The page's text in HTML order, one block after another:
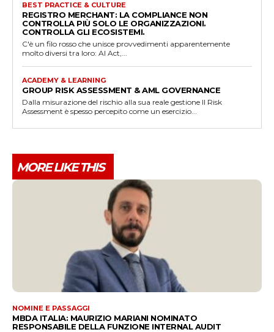
BEST PRACTICE & CULTURE
REGISTRO MERCHANT: LA COMPLIANCE NON
CONTROLLA PIÙ SOLO LE ORGANIZZAZIONI.
CONTROLLA GLI ECOSISTEMI.
C'è un filo rosso che unisce provvedimenti apparentemente
molto diversi tra loro: AI Act,...
ACADEMY & LEARNING
GROUP RISK ASSESSMENT & AML GOVERNANCE
Dalla misurazione del rischio alla sua reale gestione Il Risk
Assessment è spesso percepito come un esercizio...
MORE LIKE THIS
NOMINE E PASSAGGI
MBDA ITALIA: MAURIZIO MARIANI NOMINATO
RESPONSABILE DELLA FUNZIONE INTERNAL AUDIT